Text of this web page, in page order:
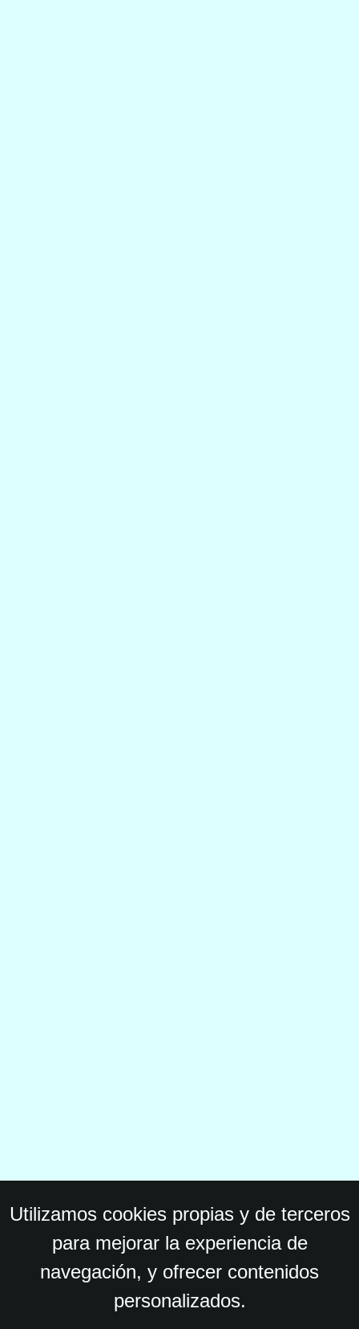
Utilizamos cookies propias y de terceros
para mejorar la experiencia de
navegación, y ofrecer contenidos
personalizados.